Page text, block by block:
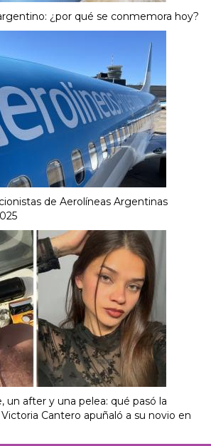
¿por qué se conmemora hoy?
de Aerolíneas Argentinas
un after y una pelea: qué pasó la
Cantero apuñaló a su novio en